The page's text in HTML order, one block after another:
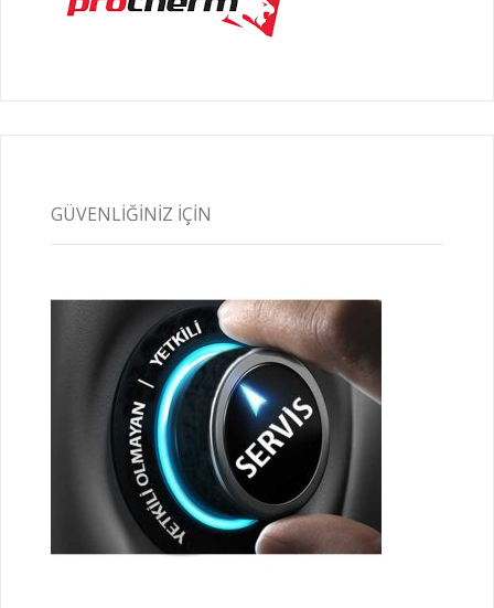
GÜVENLIĞINIZ İÇIN